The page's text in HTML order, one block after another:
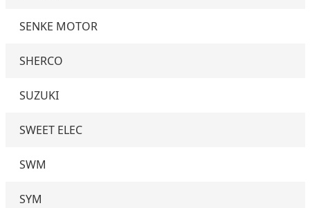
SENKE MOTOR
SHERCO
SUZUKI
SWEET ELEC
SWM
SYM